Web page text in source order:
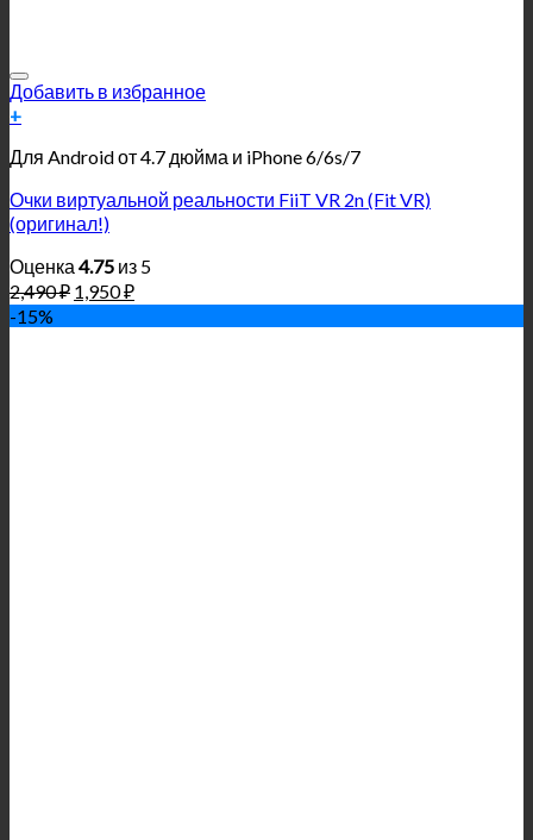
Добавить в избранное
+
Для Android от 4.7 дюйма и iPhone 6/6s/7
Очки виртуальной реальности FiiT VR 2n (Fit VR)
(оригинал!)
Оценка 4.75 из 5
2,490₽ 1,950₽
-15%